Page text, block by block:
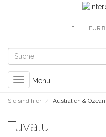
EUR
Toggle
navigation
Menü
Sie sind hier: Australien &
Tuvalu